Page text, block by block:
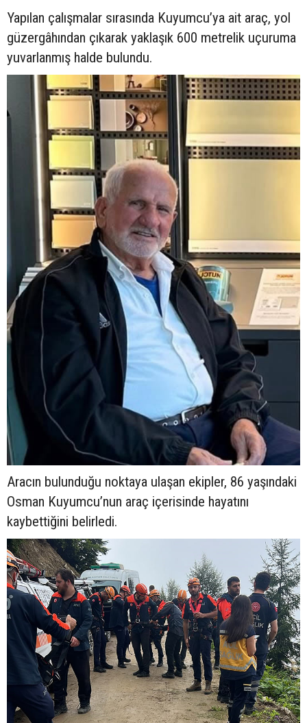
Yapılan çalışmalar sırasında Kuyumcu’ya ait araç, yol
güzergâhından çıkarak yaklaşık 600 metrelik uçuruma
yuvarlanmış halde bulundu.
Aracın bulunduğu noktaya ulaşan ekipler, 86 yaşındaki
Osman Kuyumcu’nun araç içerisinde hayatını
kaybettiğini belirledi.